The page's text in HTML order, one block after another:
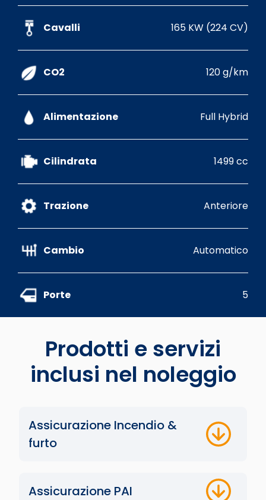
Cavalli 165 KW (224 CV)
CO2 120 g/km
Alimentazione Full Hybrid
Cilindrata 1499 cc
Trazione Anteriore
Cambio Automatico
Porte 5
Prodotti e servizi
inclusi nel noleggio
Assicurazione Incendio &
furto
Assicurazione PAI